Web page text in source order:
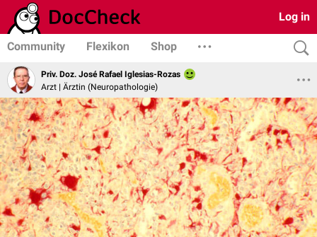
Log in
Community Flexikon Shop
Priv. Doz. José Rafael Iglesias-Rozas
Arzt | Ärztin (Neuropathologie)